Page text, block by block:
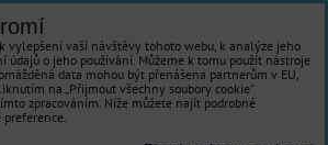
vylepšení vaší návštěvy tohoto webu, k analýze jeho
údajů o jeho používání. Můžeme k tomu použít nástroje
data mohou být přenášena partnerům v EU,
na „Přijmout všechny soubory cookie“
zpracováním. Níže můžete najít podrobné